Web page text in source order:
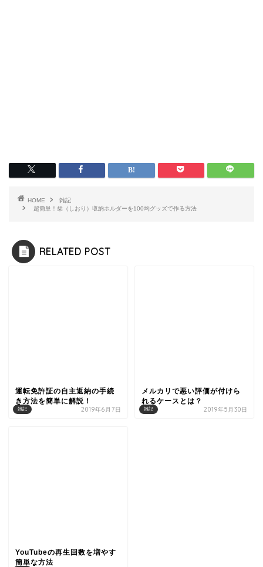
HOME
雑記
超簡単！栞（しおり）収納ホルダーを100均グッズで作る方法
RELATED POST
雑記
運転免許証の自主返納の手続
き方法を簡単に解説！
2019年6月7日 雑記
メルカリで悪い評価が付けら
れるケースとは？
2019年5月30日
YouTubeの再生回数を増やす
簡単な方法